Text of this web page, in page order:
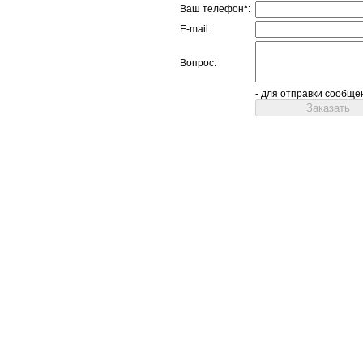
Ваш телефон*:
E-mail:
Вопрос:
- для отправки